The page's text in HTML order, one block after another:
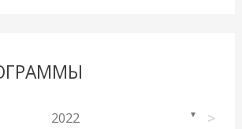
2022 ▼ >